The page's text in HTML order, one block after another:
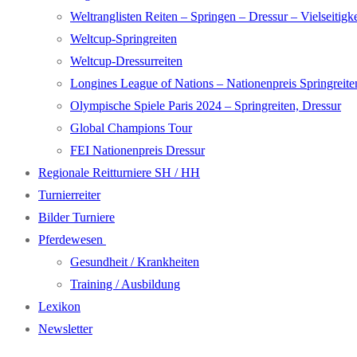
Weltranglisten Reiten – Springen – Dressur –
Weltcup-Springreiten
Weltcup-Dressurreiten
Longines League of Nations – Nationenpreis
Olympische Spiele Paris 2024 – Springreiten, Dressur
Global Champions Tour
FEI Nationenpreis Dressur
Regionale Reitturniere SH / HH
Turnierreiter
Bilder Turniere
Pferdewesen
Gesundheit / Krankheiten
Training / Ausbildung
Lexikon
Newsletter